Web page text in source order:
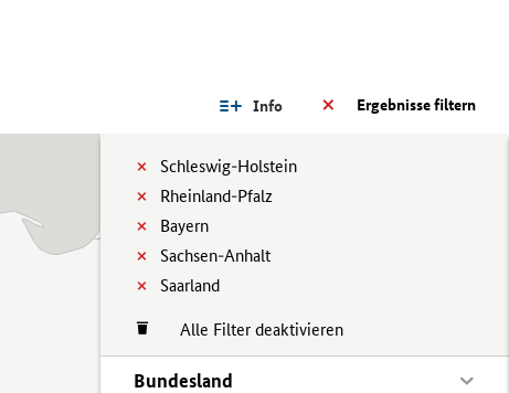
Ergebnisse filtern
Info
Schleswig-Holstein
Rheinland-Pfalz
Bayern
Sachsen-Anhalt
Saarland
Alle Filter deaktivieren
Bundesland